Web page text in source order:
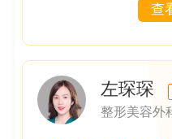
查
左琛琛
整形美容外